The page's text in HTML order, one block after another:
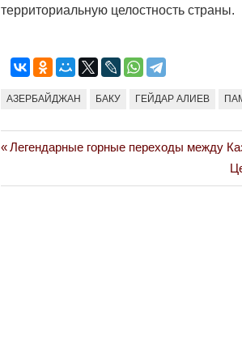
территориальную целостность страны.
АЗЕРБАЙДЖАН БАКУ ГЕЙДАР АЛИЕВ
Навигация
по
Previous
Легендарные горные переходы между